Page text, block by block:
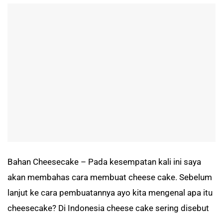
Bahan Cheesecake – Pada kesempatan kali ini saya
akan membahas cara membuat cheese cake. Sebelum
lanjut ke cara pembuatannya ayo kita mengenal apa itu
cheesecake? Di Indonesia cheese cake sering disebut